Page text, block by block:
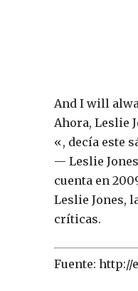
And I will
Ahora, Leslie
«, decía este
— Leslie
cuenta en
Leslie Jones,
críticas.
Fuente: http://